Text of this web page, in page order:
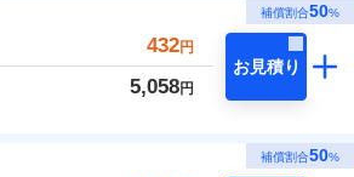
補償割合50%
432円
5,058円
お見積り
補償割合50%